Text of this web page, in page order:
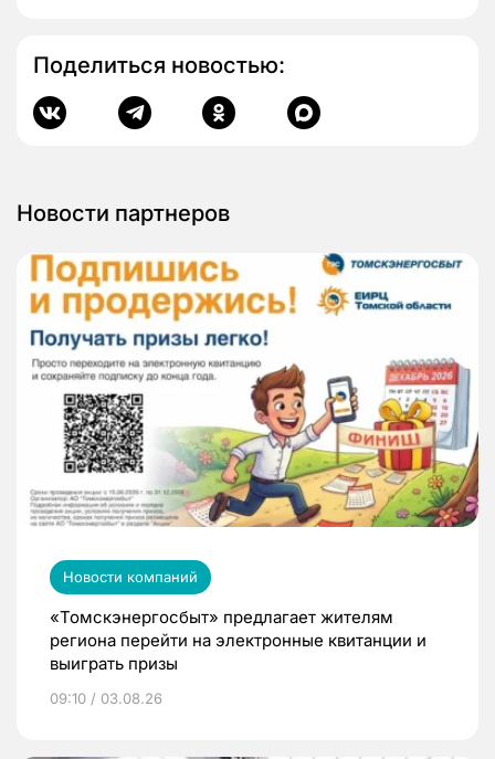
Поделиться новостью:
Новости партнеров
Новости компаний
«Томскэнергосбыт» предлагает жителям
региона перейти на электронные квитанции и
выиграть призы
09:10 / 03.08.26